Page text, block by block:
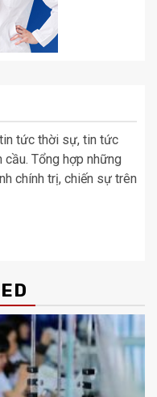
tức thời sự, tin tức
Tổng hợp những
chính trị, chiến sự trên